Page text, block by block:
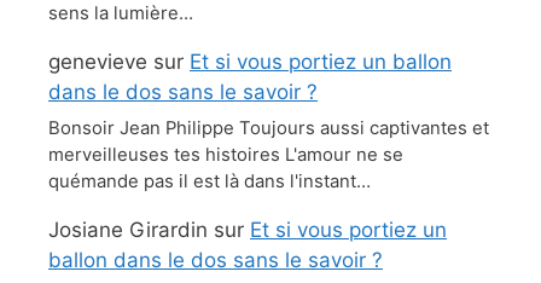
sens la lumière…
genevieve sur Et si vous portiez un ballon
dans le dos sans le savoir ?
Bonsoir Jean Philippe Toujours aussi captivantes et
merveilleuses tes histoires L'amour ne se
quémande pas il est là dans l'instant…
Josiane Girardin sur Et si vous portiez un
ballon dans le dos sans le savoir ?